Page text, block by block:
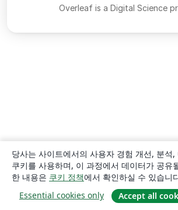
Overleaf is a Digital Science
당사는 사이트에서의 사용자 경험 개선, 분석,
쿠키를 사용하며, 이 과정에서 데이터가 공유
한 내용은 쿠키 정책에서 확인하실 수 있습니
Essential cookies only
Accept all